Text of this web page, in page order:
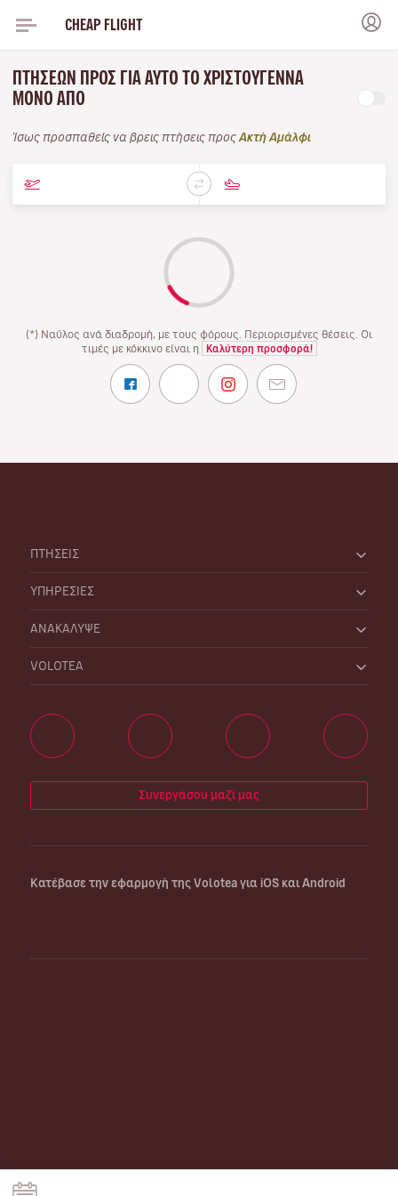
CHEAP FLIGHT
ΠΤΉΣΕΩΝ ΠΡΟΣ ΓΙΑ ΑΥΤΌ ΤΟ ΧΡΙΣΤΟΎΓΕΝΝΑ
ΜΌΝΟ ΑΠΌ
Ίσως προσπαθείς να βρεις πτήσεις προς Ακτή Αμάλφι
(*) Ναύλος ανά διαδρομή, με τους φόρους. Περιορισμένες θέσεις. Οι
τιμές με κόκκινο είναι η
Καλύτερη προσφορά!
ΠΤΗΣΕΙΣ
ΥΠΗΡΕΣΙΕΣ
ΑΝΑΚΑΛΥΨΕ
VOLOTEA
Συνεργάσου μαζί μας
Κατέβασε την εφαρμογή της Volotea για iOS και Android